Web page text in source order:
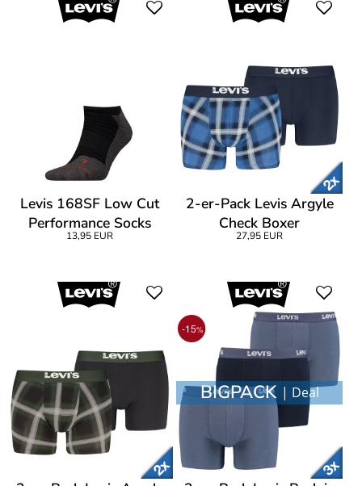
Levis 168SF Low Cut
Performance Socks
13,95 EUR
2-er-Pack Levis Argyle
Check Boxer
27,95 EUR
-15%
BIGPACK | Deal